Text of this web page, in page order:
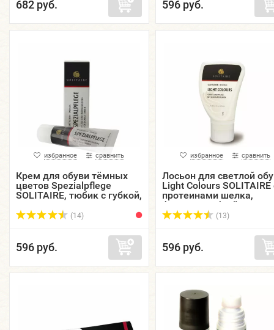
682 руб. 596 руб.
избранное сравнить
Крем для обуви тёмных
цветов Spezialpflege
SOLITAIRE, тюбик с губкой,
(14)
596 руб.
избранное сравнить
Лосьон для светлой
Light Colours SOLITAIRE
протеинами шелка,
флакон с губкой, 75 мл.
(13)
596 руб.